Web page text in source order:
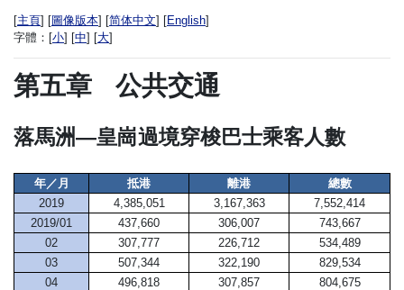
[主頁] [圖像版本] [简体中文] [English]
字體： [小] [中] [大]
第五章 公共交通
落馬洲—皇崗過境穿梭巴士乘客人數
年／月 抵港 離港
總數
2019
4,385,051 3,167,363
7,552,414
2019/01
437,660 306,007
743,667
02
307,777 226,712
534,489
03
507,344 322,190
829,534
04
496,818 307,857
804,675